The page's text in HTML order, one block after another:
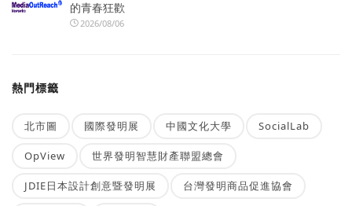
的青春狂歡
2026/08/06
熱門標籤
北市圖 國際發明展 中國文化大學 SocialLab
OpView 世界發明智慧財產聯盟總會
JDIE日本設計創意暨發明展 台灣發明商品促進協會